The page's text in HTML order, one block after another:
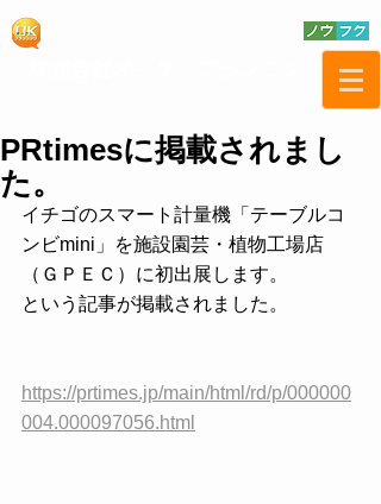
PRtimesに掲載されまし
た。
イチゴのスマート計量機「テーブルコ
ンビmini」を施設園芸・植物工場店
（ＧＰＥＣ）に初出展します。
という記事が掲載されました。
https://prtimes.jp/main/html/rd/p/000000
004.000097056.html